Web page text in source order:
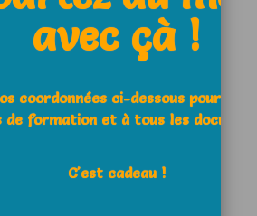
avec çà !
coordonnées ci-dessous pour
de formation et à tous les
C'est cadeau !